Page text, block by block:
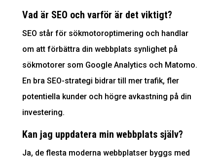
Vad är SEO och varför är det viktigt?
SEO står för sökmotoroptimering och handlar
om att förbättra din webbplats synlighet på
sökmotorer som Google Analytics och Matomo.
En bra SEO-strategi bidrar till mer trafik, fler
potentiella kunder och högre avkastning på din
investering.
Kan jag uppdatera min webbplats själv?
Ja, de flesta moderna webbplatser byggs med